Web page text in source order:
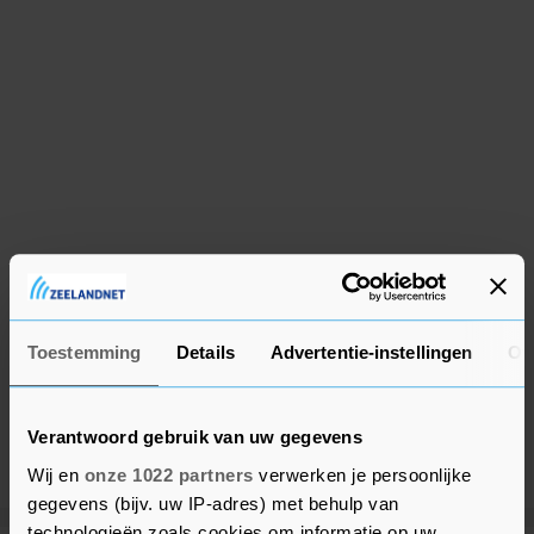
Toestemming Details Advertentie-instellingen
Verantwoord gebruik van uw gegevens
Wij en onze 1022 partners verwerken je persoonlijke
gegevens (bijv. uw IP-adres) met behulp van